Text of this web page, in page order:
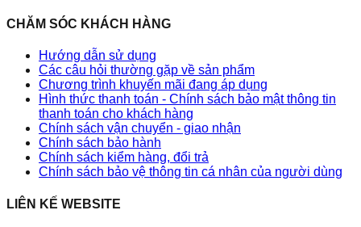
CHĂM SÓC KHÁCH HÀNG
Hướng dẫn sử dụng
Các câu hỏi thường gặp về sản phẩm
Chương trình khuyến mãi đang áp dụng
Hình thức thanh toán - Chính sách bảo mật thông tin
thanh toán cho khách hàng
Chính sách vận chuyển - giao nhận
Chính sách bảo hành
Chính sách kiểm hàng, đổi trả
Chính sách bảo vệ thông tin cá nhân của người dùng
LIÊN KẾ WEBSITE